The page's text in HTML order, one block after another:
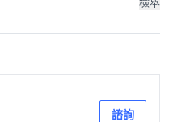
檢舉
諮詢